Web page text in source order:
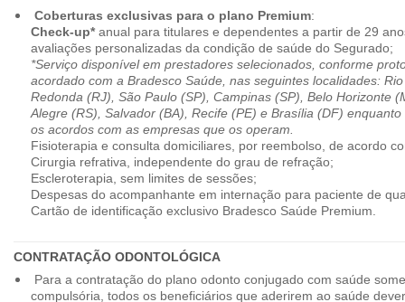
Coberturas exclusivas para o plano Premium:
Check-up*anual para titulares e dependentes a partir de 29
avaliações personalizadas da condição de saúde do Segurado;
*Serviço disponível em prestadores selecionados, conforme
acordado com a Bradesco Saúde, nas seguintes localidades:
Redonda (RJ), São Paulo (SP), Campinas (SP), Belo Horizonte
Alegre (RS), Salvador (BA), Recife (PE) e Brasília (DF)
os acordos com as empresas que os operam.
Fisioterapia e consulta domiciliares, por reembolso, de acordo
Cirurgia refrativa, independente do grau de refração;
Escleroterapia, sem limites de sessões;
Despesas do acompanhante em internação para paciente de
Cartão de identificação exclusivo Bradesco Saúde Premium.
CONTRATAÇÃO ODONTOLÓGICA
Para a contratação do plano odonto conjugado com saúde
compulsória, todos os beneficiários que aderirem ao saúde